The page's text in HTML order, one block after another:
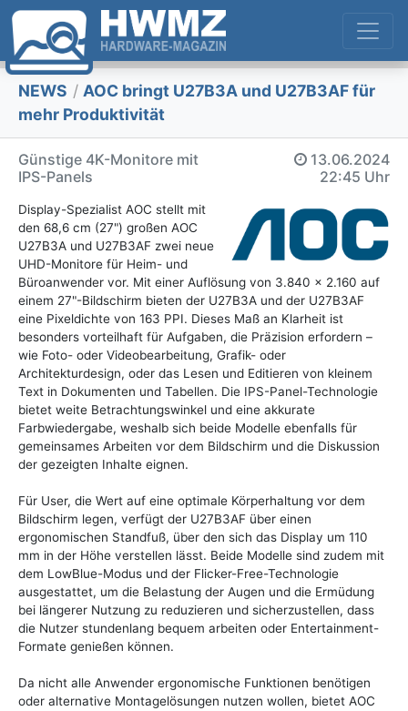
NEWS / AOC bringt U27B3A und U27B3AF für
mehr Produktivität
Günstige 4K-Monitore mit
IPS-Panels
13.06.2024
22:45 Uhr
Display-Spezialist AOC stellt mit
den 68,6 cm (27") großen AOC
U27B3A und U27B3AF zwei neue
UHD-Monitore für Heim- und
Büroanwender vor. Mit einer Auflösung von 3.840 x 2.160 auf
einem 27"-Bildschirm bieten der U27B3A und der U27B3AF
eine Pixeldichte von 163 PPI. Dieses Maß an Klarheit ist
besonders vorteilhaft für Aufgaben, die Präzision erfordern –
wie Foto- oder Videobearbeitung, Grafik- oder
Architekturdesign, oder das Lesen und Editieren von kleinem
Text in Dokumenten und Tabellen. Die IPS-Panel-Technologie
bietet weite Betrachtungswinkel und eine akkurate
Farbwiedergabe, weshalb sich beide Modelle ebenfalls für
gemeinsames Arbeiten vor dem Bildschirm und die Diskussion
der gezeigten Inhalte eignen.
Für User, die Wert auf eine optimale Körperhaltung vor dem
Bildschirm legen, verfügt der U27B3AF über einen
ergonomischen Standfuß, über den sich das Display um 110
mm in der Höhe verstellen lässt. Beide Modelle sind zudem mit
dem LowBlue-Modus und der Flicker-Free-Technologie
ausgestattet, um die Belastung der Augen und die Ermüdung
bei längerer Nutzung zu reduzieren und sicherzustellen, dass
die Nutzer stundenlang bequem arbeiten oder Entertainment-
Formate genießen können.
Da nicht alle Anwender ergonomische Funktionen benötigen
oder alternative Montagelösungen nutzen wollen, bietet AOC